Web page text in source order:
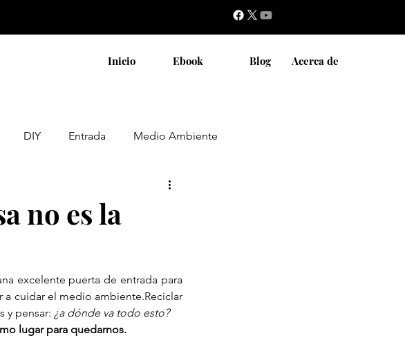
Inicio Ebook Blog Acerca de
DIY Entrada Medio Ambiente
Pensando Global
no es la
excelente puerta de entrada para
a cuidar el medio ambiente.Reciclar
y pensar: ¿a dónde va todo esto?
lugar para quedarnos.